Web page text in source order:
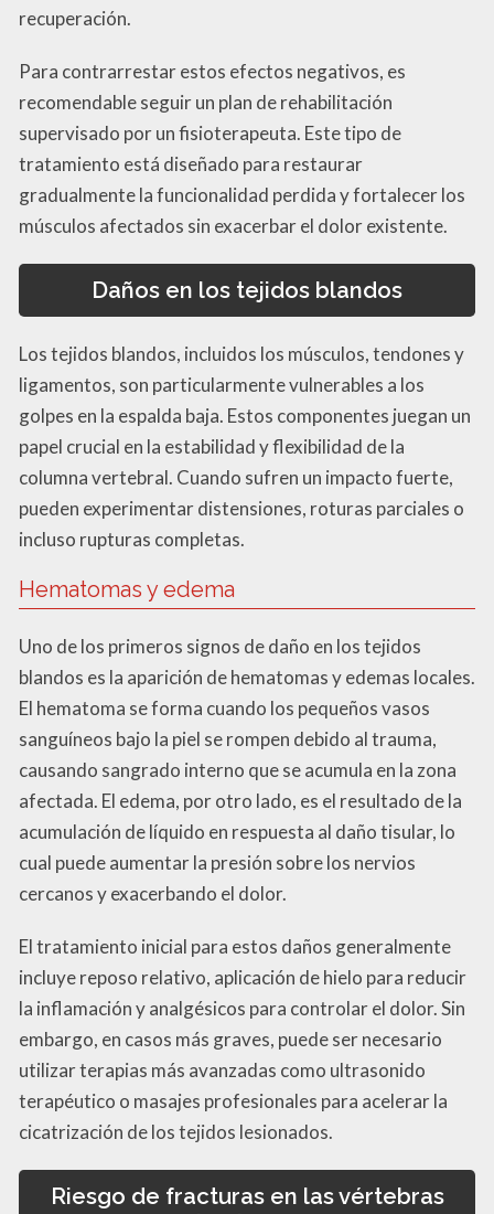
recuperación.
Para contrarrestar estos efectos negativos, es
recomendable seguir un plan de rehabilitación
supervisado por un fisioterapeuta. Este tipo de
tratamiento está diseñado para restaurar
gradualmente la funcionalidad perdida y fortalecer los
músculos afectados sin exacerbar el dolor existente.
Daños en los tejidos blandos
Los tejidos blandos, incluidos los músculos, tendones y
ligamentos, son particularmente vulnerables a los
golpes en la espalda baja. Estos componentes juegan un
papel crucial en la estabilidad y flexibilidad de la
columna vertebral. Cuando sufren un impacto fuerte,
pueden experimentar distensiones, roturas parciales o
incluso rupturas completas.
Hematomas y edema
Uno de los primeros signos de daño en los tejidos
blandos es la aparición de hematomas y edemas locales.
El hematoma se forma cuando los pequeños vasos
sanguíneos bajo la piel se rompen debido al trauma,
causando sangrado interno que se acumula en la zona
afectada. El edema, por otro lado, es el resultado de la
acumulación de líquido en respuesta al daño tisular, lo
cual puede aumentar la presión sobre los nervios
cercanos y exacerbando el dolor.
El tratamiento inicial para estos daños generalmente
incluye reposo relativo, aplicación de hielo para reducir
la inflamación y analgésicos para controlar el dolor. Sin
embargo, en casos más graves, puede ser necesario
utilizar terapias más avanzadas como ultrasonido
terapéutico o masajes profesionales para acelerar la
cicatrización de los tejidos lesionados.
Riesgo de fracturas en las vértebras